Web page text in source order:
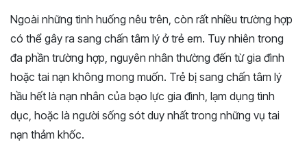
Ngoài những tình huống nêu trên, còn rất nhiều trường hợp
có thể gây ra sang chấn tâm lý ở trẻ em. Tuy nhiên trong
đa phần trường hợp, nguyên nhân thường đến từ gia đình
hoặc tai nạn không mong muốn. Trẻ bị sang chấn tâm lý
hầu hết là nạn nhân của bạo lực gia đình, lạm dụng tình
dục, hoặc là người sống sót duy nhất trong những vụ tai
nạn thảm khốc.